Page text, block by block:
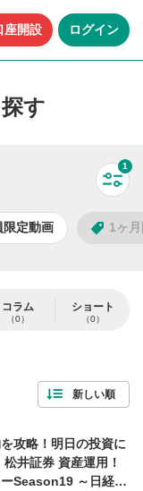
座開設 ログイン
す
す
1
限定動画 1ヶ
テスタ
すべて解除
コラム
（0）
ショート
（0）
新しい順
攻略！明日の投資に
井証券 資産運用！
Season19 ～日経平